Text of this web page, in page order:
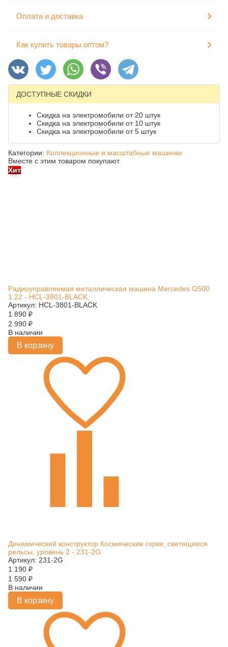
Оплата и доставка
Как купить товары оптом?
ДОСТУПНЫЕ СКИДКИ
Скидка на электромобили от 20 штук
Скидка на электромобили от 10 штук
Скидка на электромобили от 5 штук
Категории: Коллекционные и масштабные машинки
Вместе с этим товаром покупают
Хит
Радиоуправляемая металлическая машина Mercedes G500
1:22 - HCL-3801-BLACK
Артикул: HCL-3801-BLACK
1 890 ₽
2 990 ₽
В наличии
В корзину
Динамический конструктор Космические горки, светящиеся
рельсы, уровень 2 - 231-2G
Артикул: 231-2G
1 190 ₽
1 590 ₽
В наличии
В корзину